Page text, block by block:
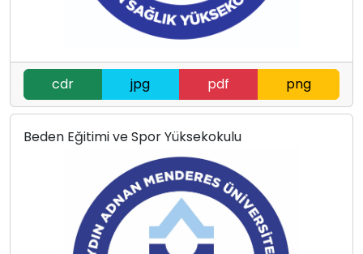
cdr jpg pdf png
Beden Eğitimi ve Spor Yüksekokulu